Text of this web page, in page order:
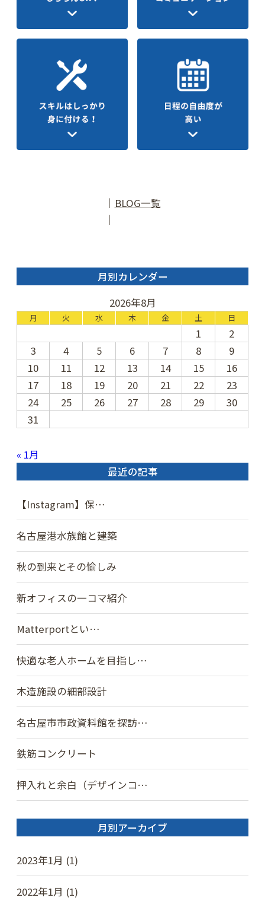
│ BLOG一覧
│
月別カレンダー
2026年8月
月 火 水 木 金 土 日
1
2
3
4 5 6 7 8
9
10
11 12 13 14 15
16
17
18 19 20 21 22
23
24
25 26 27 28 29
30
31
« 1月
最近の記事
【Instagram】保…
名古屋港水族館と建築
秋の到来とその愉しみ
新オフィスの一コマ紹介
Matterportとい…
快適な老人ホームを目指し…
木造施設の細部設計
名古屋市市政資料館を探訪…
鉄筋コンクリート
押入れと余白（デザインコ…
月別アーカイブ
2023年1月 (1)
2022年1月 (1)